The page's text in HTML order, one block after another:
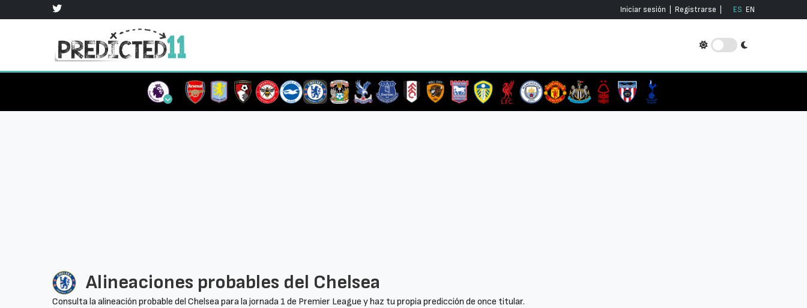
Iniciar sesión Registrarse ES EN
Alineaciones probables del Chelsea
Consulta la alineación probable del Chelsea para la jornada 1 de Premier League y haz tu propia predicción de once titular.